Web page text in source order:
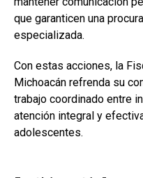
que garanticen una
especializada.
Con estas acciones, la
Michoacán refrenda su
trabajo coordinado entre
atención integral y
adolescentes.